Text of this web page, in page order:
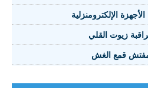
الإلكترومنزلية
زيوت القلي
قمع الغش